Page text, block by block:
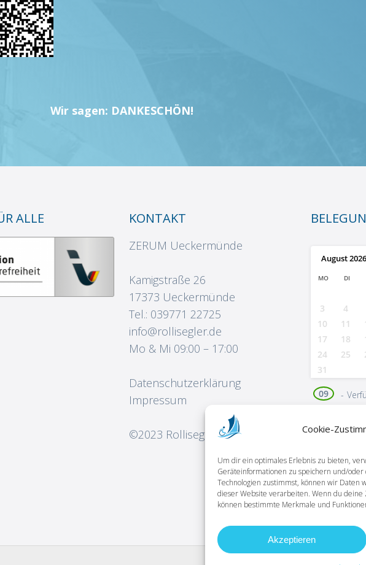
Cookie-
Um dir ein optimales Erlebnis zu bieten,
Geräteinformationen zu speichern und/
Technologien zustimmst, können wir Daten
dieser Website verarbeiten. Wenn du
können bestimmte Merkmale und
Akzeptieren
Wir sagen: DANKESCHÖN!
ALLE KONTAKT
ZERUM Ueckermünde
Kamigstraße 26
17373 Ueckermünde
Tel.: 039771 22725
info@rollisegler.de
Mo & Mi 09:00 – 17:00
Datenschutzerklärung
Impressum
©2023 Rollisegler
August2026
MO DI
3
4
10
11
17
18
24
25
31
09 -
09 -
09 -
Hier